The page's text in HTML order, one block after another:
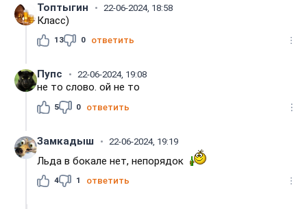
Топтыгин 22-06-2024, 18:58
Класс)
13 0 ответить
Пупс 22-06-2024, 19:08
не то слово. ой не то
5 0 ответить
Замкадыш 22-06-2024, 19:19
Льда в бокале нет, непорядок
4 1 ответить